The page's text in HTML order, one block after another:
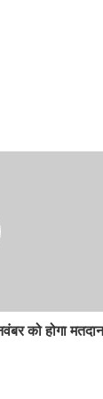
को होगा मतदान